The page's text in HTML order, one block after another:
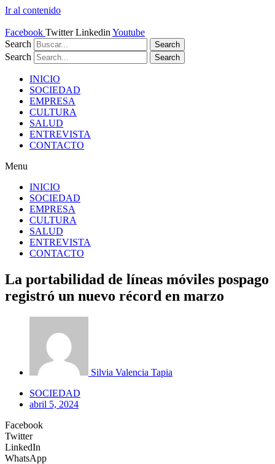
Ir al contenido
Facebook Twitter Linkedin Youtube
Search
Search
Search Search
INICIO
SOCIEDAD
EMPRESA
CULTURA
SALUD
ENTREVISTA
CONTACTO
Menu
INICIO
SOCIEDAD
EMPRESA
CULTURA
SALUD
ENTREVISTA
CONTACTO
La portabilidad de líneas móviles pospago
registró un nuevo récord en marzo
Silvia Valencia Tapia
SOCIEDAD
abril 5, 2024
Facebook
Twitter
LinkedIn
WhatsApp